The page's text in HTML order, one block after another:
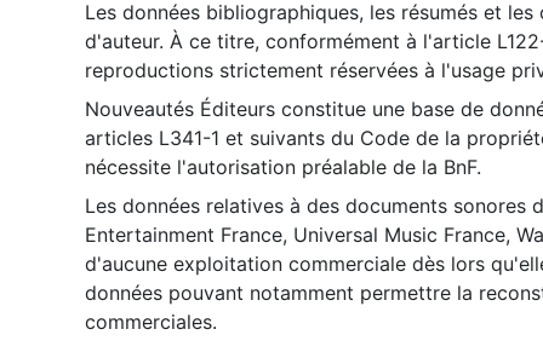
Les données bibliographiques, les résumés et
d'auteur. À ce titre, conformément à l'article
reproductions strictement réservées à l'usage
Nouveautés Éditeurs constitue une base de
articles L341-1 et suivants du Code de la
nécessite l'autorisation préalable de la BnF.
Les données relatives à des documents sonores
Entertainment France, Universal Music France,
d'aucune exploitation commerciale dès lors
données pouvant notamment permettre la
commerciales.